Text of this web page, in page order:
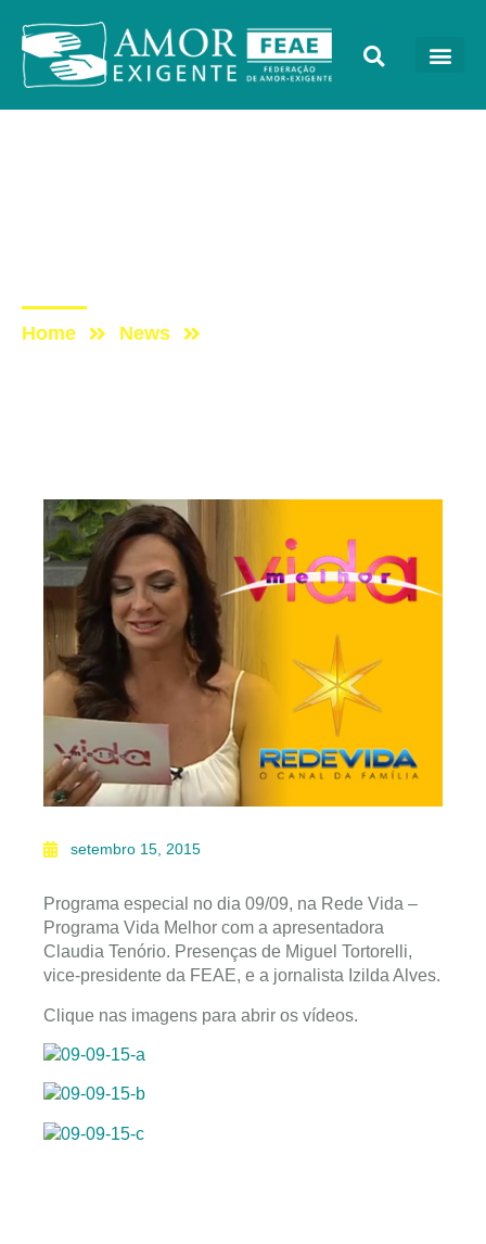
Home News
setembro 15, 2015
Programa especial no dia 09/09, na Rede Vida –
Programa Vida Melhor com a apresentadora
Claudia Tenório. Presenças de Miguel Tortorelli,
vice-presidente da FEAE, e a jornalista Izilda Alves.
Clique nas imagens para abrir os vídeos.